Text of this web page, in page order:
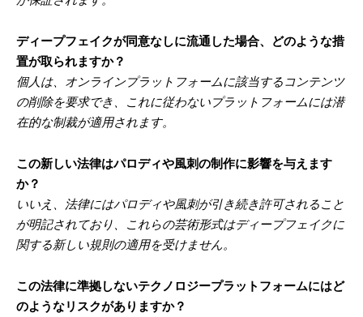
ディープフェイクが同意なしに流通した場合、どのような措
置が取られますか？
個人は、オンラインプラットフォームに該当するコンテンツ
の削除を要求でき、これに従わないプラットフォームには潜
在的な制裁が適用されます。
この新しい法律はパロディや風刺の制作に影響を与えます
か？
いいえ、法律にはパロディや風刺が引き続き許可されること
が明記されており、これらの芸術形式はディープフェイクに
関する新しい規則の適用を受けません。
この法律に準拠しないテクノロジープラットフォームにはど
のようなリスクがありますか？